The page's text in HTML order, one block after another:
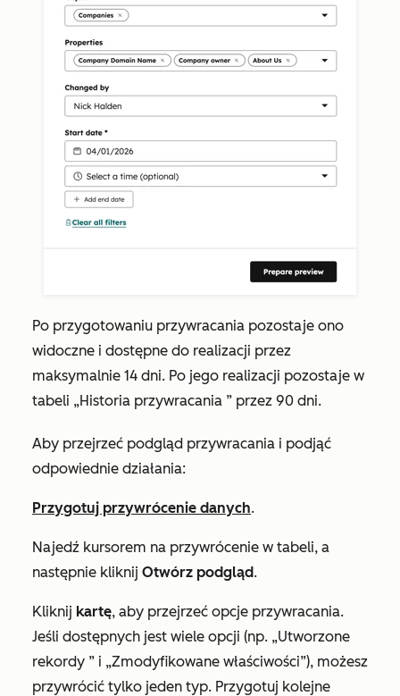
Po przygotowaniu przywracania pozostaje ono
widoczne i dostępne do realizacji przez
maksymalnie 14 dni. Po jego realizacji pozostaje w
tabeli „Historia przywracania ” przez 90 dni.
Aby przejrzeć podgląd przywracania i podjąć
odpowiednie działania:
Przygotuj przywrócenie danych.
Najedź kursorem na przywrócenie w tabeli, a
następnie kliknij Otwórz podgląd.
Kliknij kartę, aby przejrzeć opcje przywracania.
Jeśli dostępnych jest wiele opcji (np. „Utworzone
rekordy ” i „Zmodyfikowane właściwości”), możesz
przywrócić tylko jeden typ. Przygotuj kolejne